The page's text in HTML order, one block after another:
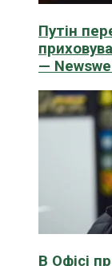
Путін
—
В Офісі